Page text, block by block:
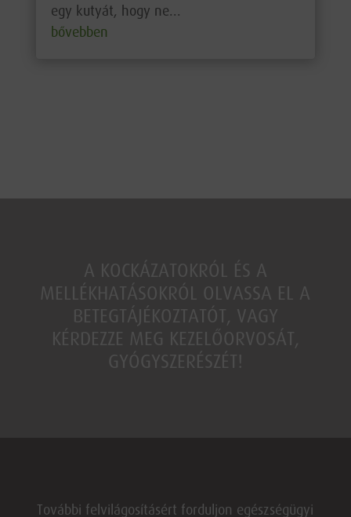
egy kutyát, hogy ne...
bővebben
A KOCKÁZATOKRÓL ÉS A
MELLÉKHATÁSOKRÓL OLVASSA EL A
BETEGTÁJÉKOZTATÓT, VAGY
KÉRDEZZE MEG KEZELŐORVOSÁT,
GYÓGYSZERÉSZÉT!
További felvilágosításért forduljon egészségügyi